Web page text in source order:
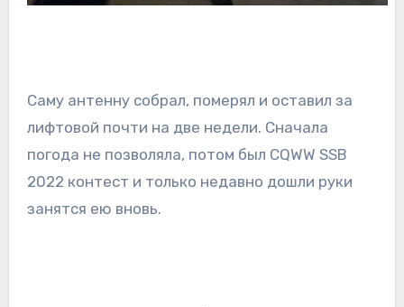
Саму антенну собрал, померял и оставил за
лифтовой почти на две недели. Сначала
погода не позволяла, потом был CQWW SSB
2022 контест и только недавно дошли руки
занятся ею вновь.